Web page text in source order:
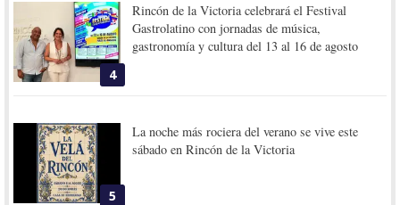
4
Rincón de la Victoria celebrará el Festival
Gastrolatino con jornadas de música,
gastronomía y cultura del 13 al 16 de agosto
5
La noche más rociera del verano se vive este
sábado en Rincón de la Victoria